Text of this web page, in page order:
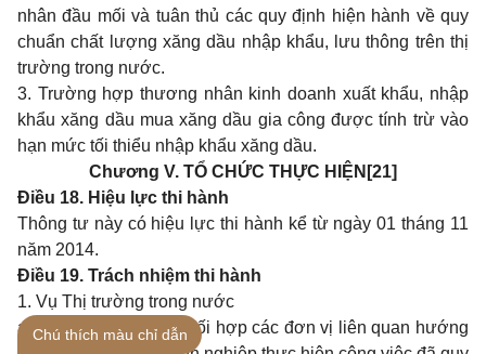
nhân đầu mối và tuân thủ các quy định hiện hành về quy
chuẩn chất lượng xăng dầu nhập khẩu, lưu thông trên thị
trường trong nước.
3. Trường hợp thương nhân kinh doanh xuất khẩu, nhập
khẩu xăng dầu mua xăng dầu gia công được tính trừ vào
hạn mức tối thiểu nhập khẩu xăng dầu.
Chương V. TỔ CHỨC THỰC HIỆN [21]
Điều 18. Hiệu lực thi hành
Thông tư này có hiệu lực thi hành kể từ ngày 01 tháng 11
năm 2014.
Điều 19. Trách nhiệm thi hành
1. Vụ Thị trường trong nước
a) Chủ trì thực hiện, phối hợp các đơn vị liên quan hướng
Chú thích màu chỉ dẫn